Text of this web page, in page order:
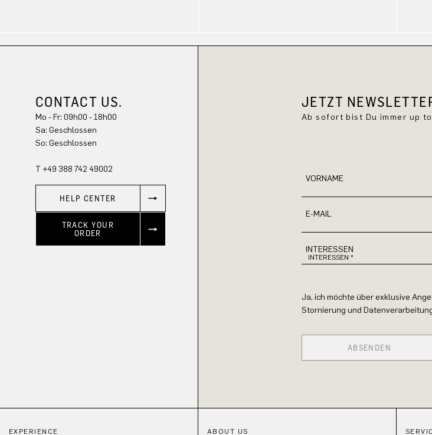
CONTACT US.
Mo - Fr: 09h00 - 18h00
Sa: Geschlossen
So: Geschlossen
T +49 388 742 49002
HELP CENTER
TRACK YOUR
ORDER
JETZT
Ab sofort bist Du immer up
VORNAME
E-MAIL
INTERESSEN
Ja, ich möchte über exklusive
Stornierung und
ABSENDEN
EXPERIENCE ABOUT US